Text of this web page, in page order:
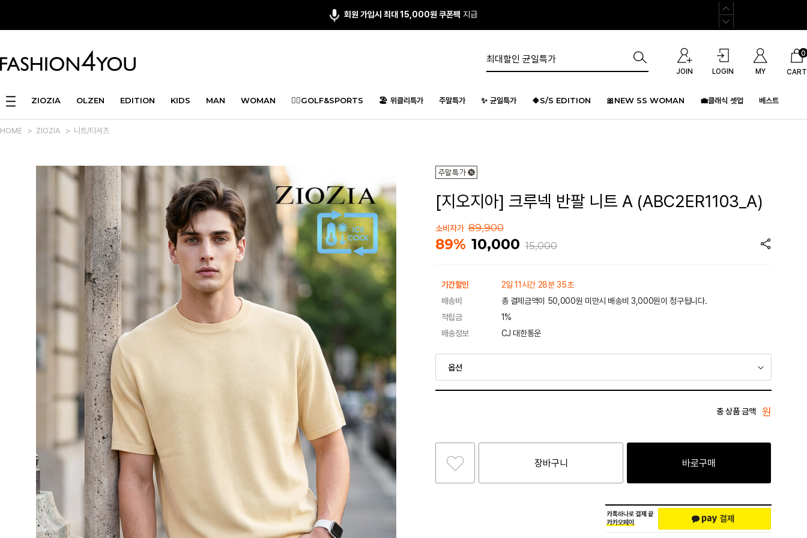
회원 가입시 최대 15,000원 쿠폰팩 지급
JOIN LOGIN MY CART
0
ZIOZIA OLZEN EDITION KIDS MAN WOMAN 🏌️‍♂️GOLF&SPORTS 🏖️ 위클리특가 주말특가 ✨ 균일특가 🍀S/S EDITION 🎀NEW SS WOMAN 💼클래식 셋업 베스트
HOME > ZIOZIA > 니트/티셔츠
[지오지아] 크루넥 반팔 니트 A (ABC2ER1103_A)
소비자가 89,900
89% 10,000 15,000
기간할인
2일 11시간 28분 35초
배송비
총 결제금액이 50,000원 미만시 배송비 3,000원이 청구됩니다.
적립금
1%
배송정보
CJ 대한통운
총 상품 금액 원
장바구니 바로구매